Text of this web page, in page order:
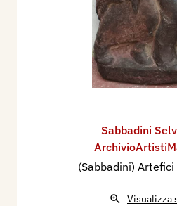
Sabbadini
(Sabbadini)
Visualizza